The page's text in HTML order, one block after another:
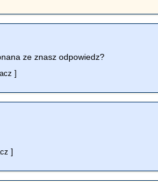
ze znasz odpowiedz?
]
]